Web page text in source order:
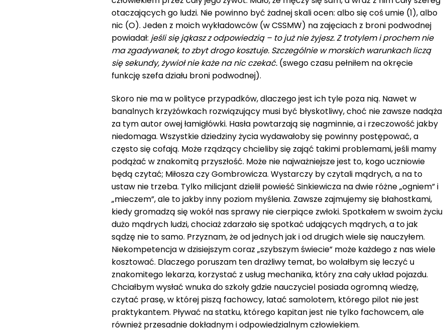
otaczających go ludzi. Nie powinno być żadnej skali ocen: albo się coś umie (1), albo
nic (O). Jeden z moich wykładowców (w CSSMW) na zajęciach z broni podwodnej
powiadał: jeśli się jąkasz z odpowiedzią – to już nie żyjesz. Z trotylem i prochem nie
ma zgadywanek, to zbyt drogo kosztuje. Szczególnie w morskich warunkach liczą
się sekundy, żywioł nie każe na nic czekać. (swego czasu pełniłem na okręcie
funkcję szefa działu broni podwodnej).
Skoro nie ma w polityce przypadków, dlaczego jest ich tyle poza nią. Nawet w
banalnych krzyżówkach rozwiązujący musi być błyskotliwy, choć nie zawsze nadąża
za tym autor owej łamigłówki. Hasła powtarzają się nagminnie, a i rzeczowość jakby
niedomaga. Wszystkie dziedziny życia wydawałoby się powinny postępować, a
często się cofają. Może rządzący chcieliby się zająć takimi problemami, jeśli mamy
podążać w znakomitą przyszłość. Może nie najważniejsze jest to, kogo uczniowie
będą czytać; Miłosza czy Gombrowicza. Wystarczy by czytali mądrych, a na to
ustaw nie trzeba. Tylko milicjant dzielił powieść Sinkiewicza na dwie różne „ogniem” i
„mieczem”, ale to jakby inny poziom myślenia. Zawsze zajmujemy się błahostkami,
kiedy gromadzą się wokół nas sprawy nie cierpiące zwłoki. Spotkałem w swoim życiu
dużo mądrych ludzi, chociaż zdarzało się spotkać udających mądrych, a to jak
sądzę nie to samo. Przyznam, że od jednych jak i od drugich wiele się nauczyłem.
Niekompetencja w dzisiejszym coraz „szybszym świecie” może każdego z nas wiele
kosztować. Dlaczego poruszam ten drażliwy temat, bo wolałbym się leczyć u
znakomitego lekarza, korzystać z usług mechanika, który zna cały układ pojazdu.
Chciałbym wysłać wnuka do szkoły gdzie nauczyciel posiada ogromną wiedzę,
czytać prasę, w której piszą fachowcy, latać samolotem, którego pilot nie jest
praktykantem. Pływać na statku, którego kapitan jest nie tylko fachowcem, ale
również przesadnie dokładnym i odpowiedzialnym człowiekiem.